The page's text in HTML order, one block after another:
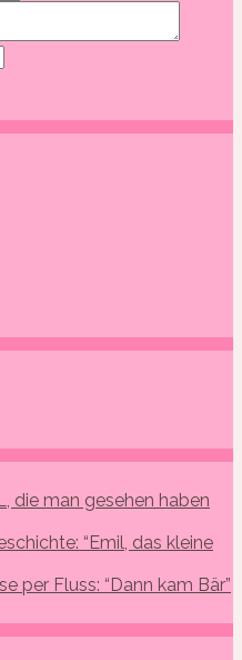
die man gesehen haben
“Emil, das kleine
per Fluss: “Dann kam Bär”